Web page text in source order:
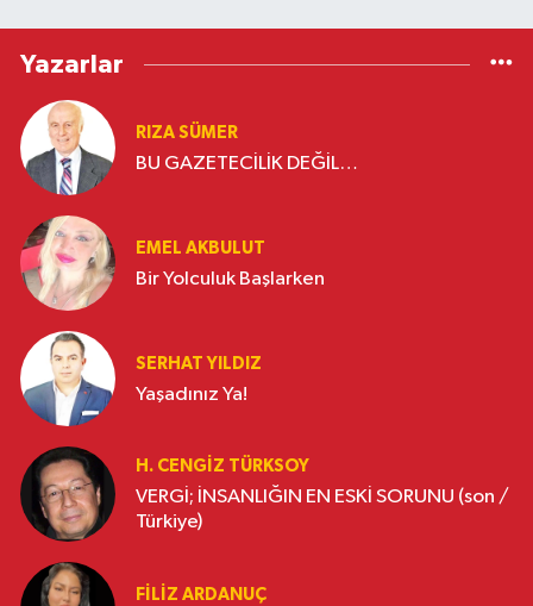
Yazarlar
RIZA SÜMER
BU GAZETECİLİK DEĞİL…
EMEL AKBULUT
Bir Yolculuk Başlarken
SERHAT YILDIZ
Yaşadınız Ya!
H. CENGIZ TÜRKSOY
VERGİ; İNSANLIĞIN EN ESKİ SORUNU (son /
Türkiye)
FILIZ ARDANUÇ